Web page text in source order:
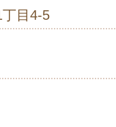
目4-5